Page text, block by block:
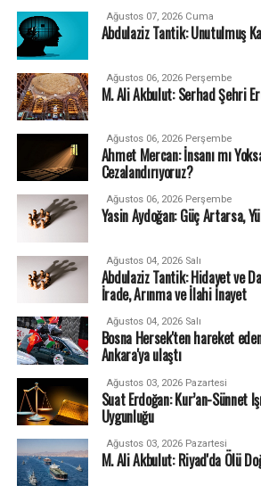
Ağustos 07, 2026 Cuma
Abdulaziz Tantik: Unutulmuş
Ağustos 06, 2026 Perşembe
M. Ali Akbulut: Serhad Şehri
Ağustos 06, 2026 Perşembe
Ahmet Mercan: İnsanı mı
Cezalandırıyoruz?
Ağustos 06, 2026 Perşembe
Yasin Aydoğan: Güç Artarsa,
Ağustos 04, 2026 Salı
Abdulaziz Tantik: Hidayet ve
İrade, Arınma ve İlahi İnayet
Ağustos 04, 2026 Salı
Bosna Hersek'ten hareket
Ankara'ya ulaştı
Ağustos 03, 2026 Pazartesi
Suat Erdoğan: Kur’an-Sünnet
Uygunluğu
Ağustos 03, 2026 Pazartesi
M. Ali Akbulut: Riyad'da Ölü